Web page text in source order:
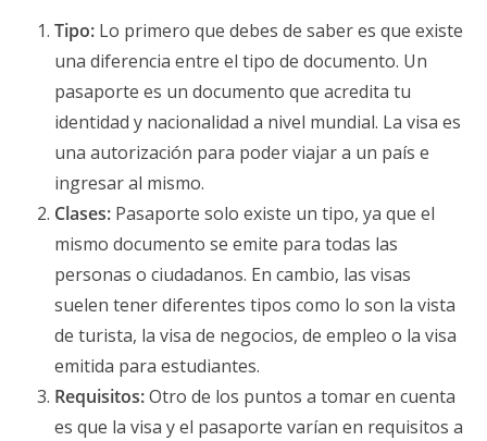
Tipo: Lo primero que debes de saber es que existe
una diferencia entre el tipo de documento. Un
pasaporte es un documento que acredita tu
identidad y nacionalidad a nivel mundial. La visa es
una autorización para poder viajar a un país e
ingresar al mismo.
Clases: Pasaporte solo existe un tipo, ya que el
mismo documento se emite para todas las
personas o ciudadanos. En cambio, las visas
suelen tener diferentes tipos como lo son la vista
de turista, la visa de negocios, de empleo o la visa
emitida para estudiantes.
Requisitos:Otro de los puntos a tomar en cuenta
es que la visa y el pasaporte varían en requisitos a